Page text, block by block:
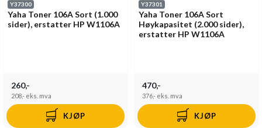
Y37300
Yaha Toner 106A Sort (1.000
sider), erstatter HP W1106A
260,-
208,- eks. mva
KJØP
Y37301
Yaha Toner 106A Sort
Høykapasitet (2.000 sider),
erstatter HP W1106A
470,-
376,- eks. mva
KJØP